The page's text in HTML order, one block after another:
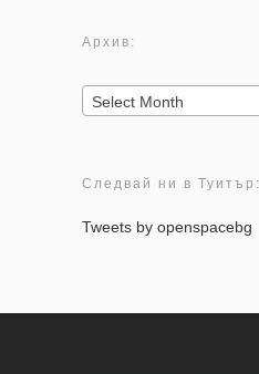
Архив:
Архив:
Select Month
Следвай ни в Туитър:
Tweets by openspacebg